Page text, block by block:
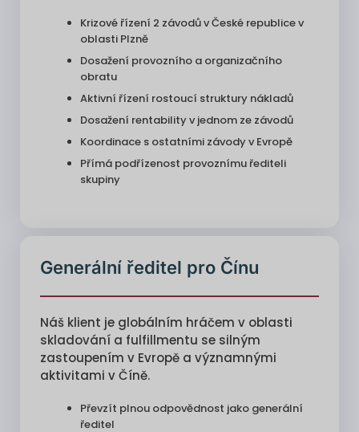
Krizové řízení 2 závodů v České republice v
oblasti Plzně
Dosažení provozního a organizačního
obratu
Aktivní řízení rostoucí struktury nákladů
Dosažení rentability v jednom ze závodů
Koordinace s ostatními závody v Evropě
Přímá podřízenost provoznímu řediteli
skupiny
Generální ředitel pro Čínu
Náš klient je globálním hráčem v oblasti
skladování a fulfillmentu se silným
zastoupením v Evropě a významnými
aktivitami v Číně.
Převzít plnou odpovědnost jako generální
ředitel